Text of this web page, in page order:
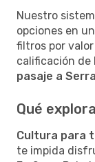
Nuestro
opciones en
filtros por
calificación de
pasaje a
Qué
Cultura para
te impida